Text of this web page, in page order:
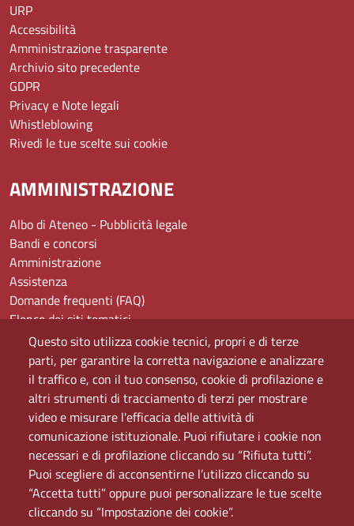
Questo sito utilizza cookie tecnici, propri e di terze
parti, per garantire la corretta navigazione e analizzare
il traffico e, con il tuo consenso, cookie di profilazione e
altri strumenti di tracciamento di terzi per mostrare
video e misurare l'efficacia delle attività di
comunicazione istituzionale. Puoi rifiutare i cookie non
necessari e di profilazione cliccando su “Rifiuta tutti”.
Puoi scegliere di acconsentirne l’utilizzo cliccando su
“Accetta tutti” oppure puoi personalizzare le tue scelte
cliccando su “Impostazione dei cookie”.
URP
Accessibilità
Amministrazione trasparente
Archivio sito precedente
GDPR
Privacy e Note legali
Whistleblowing
Rivedi le tue scelte sui cookie
AMMINISTRAZIONE
Albo di Ateneo - Pubblicità legale
Bandi e concorsi
Amministrazione
Assistenza
Domande frequenti (FAQ)
Elenco dei siti tematici
Mappa del sito
PEC
Rete Wi-Fi Eduroam
Servizio Proxy
Guida all’uso del portale